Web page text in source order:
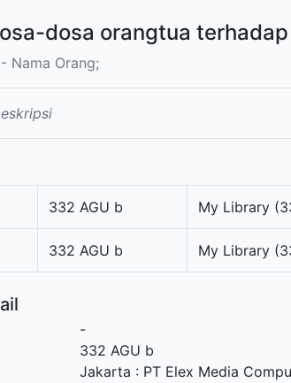
dosa orangtua
- Nama Orang;
332 AGU b My Library
332 AGU b My Library
-
332 AGU b
Jakarta : PT Elex Media